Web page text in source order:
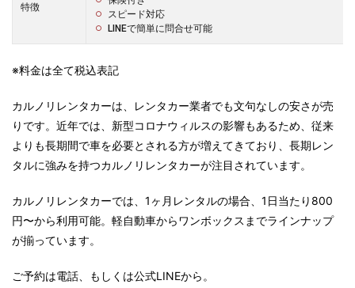
特徴
スピード対応
LINEで簡単に問合せ可能
※料金は全て税込表記
カルノリレンタカーは、レンタカー業者でも文句なしの安さが売
りです。近年では、新型コロナウィルスの影響もあるため、従来
よりも長期間で車を必要とされる方が増えてきており、長期レン
タルに強みを持つカルノリレンタカーが注目されています。
カルノリレンタカーでは、1ヶ月レンタルの場合、1日当たり800
円〜から利用可能。軽自動車からワンボックスまでラインナップ
が揃っています。
ご予約は電話、もしくは公式LINEから。